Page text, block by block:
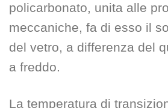
policarbonato, unita alle
meccaniche, fa di esso il
del vetro, a differenza del
a freddo.
La temperatura di